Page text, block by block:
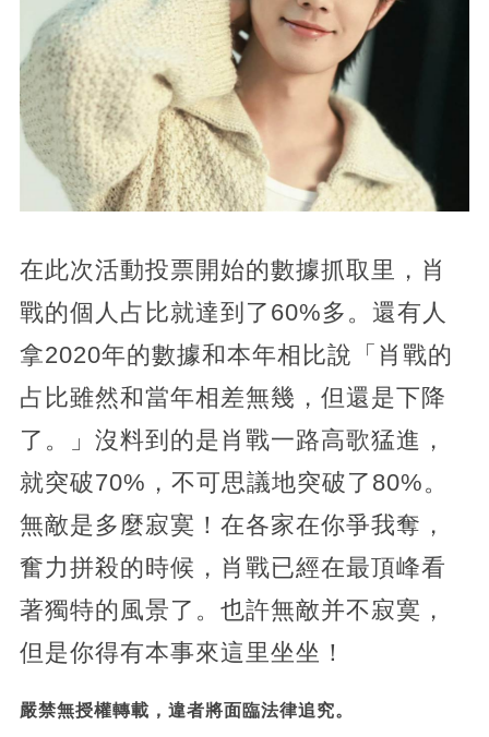
在此次活動投票開始的數據抓取里，肖
戰的個人占比就達到了60%多。還有人
拿2020年的數據和本年相比說「肖戰的
占比雖然和當年相差無幾，但還是下降
了。」沒料到的是肖戰一路高歌猛進，
就突破70%，不可思議地突破了80%。
無敵是多麼寂寞！在各家在你爭我奪，
奮力拼殺的時候，肖戰已經在最頂峰看
著獨特的風景了。也許無敵并不寂寞，
但是你得有本事來這里坐坐！
嚴禁無授權轉載，違者將面臨法律追究。